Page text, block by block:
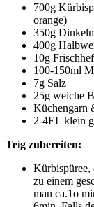
700g
orange)
350g
400g
10g
100-150ml
7g Salz
25g weiche
Küchengarn
2-4EL klein
Teig zubereiten:
Kürbispüree,
zu einem
man ca.1o